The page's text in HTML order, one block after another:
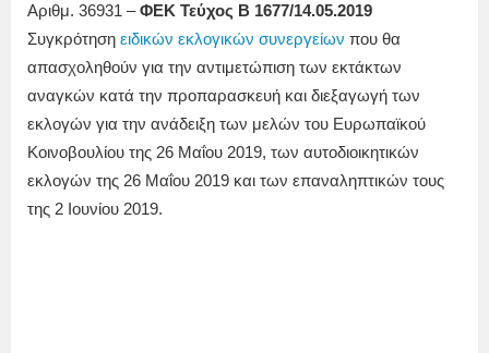
Αριθμ. 36931 –ΦΕΚ Τεύχος B 1677/14.05.2019
Συγκρότηση ειδικών εκλογικών συνεργείων που θα
απασχοληθούν για την αντιμετώπιση των εκτάκτων
αναγκών κατά την προπαρασκευή και διεξαγωγή των
εκλογών για την ανάδειξη των μελών του Ευρωπαϊκού
Κοινοβουλίου της 26 Μαΐου 2019, των αυτοδιοικητικών
εκλογών της 26 Μαΐου 2019 και των επαναληπτικών τους
της 2 Ιουνίου 2019.